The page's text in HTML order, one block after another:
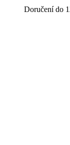
Doručení do